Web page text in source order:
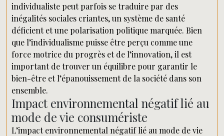
individualiste peut parfois se traduire par des
inégalités sociales criantes, un système de santé
déficient et une polarisation politique marquée. Bien
que l’individualisme puisse être perçu comme une
force motrice du progrès et de l’innovation, il est
important de trouver un équilibre pour garantir le
bien-être et l’épanouissement de la société dans son
ensemble.
Impact environnemental négatif lié au
mode de vie consumériste
L’impact environnemental négatif lié au mode de vie